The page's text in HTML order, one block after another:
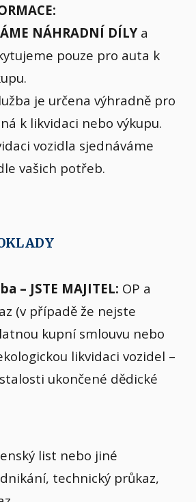
NÁHRADNÍ DÍLYa
pouze pro auta k
je určena výhradně pro
k likvidaci nebo výkupu.
vozidla sjednáváme
vašich potřeb.
– JSTE MAJITEL: OP a
(v případě že nejste
kupní smlouvu nebo
likvidaci vozidel –
ukončené dědické
list nebo jiné
technický průkaz,